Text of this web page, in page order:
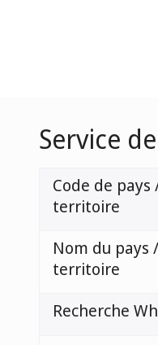
Service
Code de pays
territoire
Nom du pays /
territoire
Recherche